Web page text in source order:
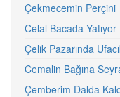
Çekmecemin Perçini
Celal Bacada Yatıyor
Çelik Pazarında
Cemalin Bağına
Çemberim Dalda